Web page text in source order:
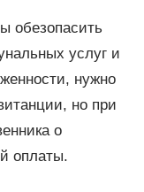
обезопасить
услуг и
нужно
но при
о
оплаты.